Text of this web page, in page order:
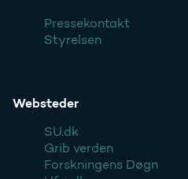
Pressekontakt
Styrelsen
Websteder
SU.dk
Grib verden
Forskningens Døgn